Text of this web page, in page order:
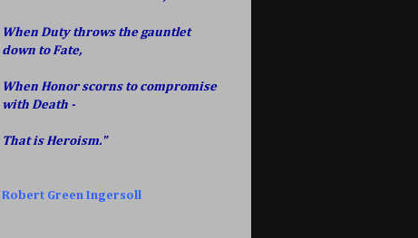
When Duty throws the gauntlet
down to Fate,
When Honor scorns to compromise
with Death -
That is Heroism."
Robert Green Ingersoll